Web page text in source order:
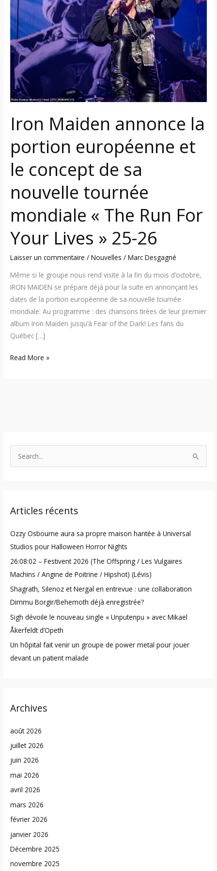
Iron Maiden annonce la
portion européenne et
le concept de sa
nouvelle tournée
mondiale « The Run For
Your Lives » 25-26
Laisser un commentaire /Nouvelles /Marc Desgagné
Même si le groupe nous rend visite à la fin du mois d’octobre,
IRON MAIDEN se prépare déjà pour la suite en annonçant les
dates de la portion européenne de sa nouvelle tournée
mondiale. Au programme : des chansons tirées de leur premier
album Iron Maiden jusqu’à Fear of the Dark! Les fans du
Québec […]
la
portion
européenne
et
le
concept
de
sa
nouvelle
mondiale
Run
For
Your
25-
26
Read More »
c
f
o
r
:
Articles récents
Ozzy Osbourne aura sa propre maison hantée à Universal
Studios pour Halloween Horror Nights
26:08:02 – Festivent 2026 (The Offspring / Les Vulgaires
Machins / Angine de Poitrine / Hipshot) (Lévis)
Shagrath, Silenoz et Nergal en entrevue : une collaboration
Dimmu Borgir/Behemoth déjà enregistrée?
Sigh dévoile le nouveau single « Unputenpu » avec Mikael
Åkerfeldt d’Opeth
Un hôpital fait venir un groupe de power metal pour jouer
devant un patient malade
Archives
août 2026
juillet 2026
juin 2026
mai 2026
avril 2026
mars 2026
février 2026
janvier 2026
Décembre 2025
novembre 2025